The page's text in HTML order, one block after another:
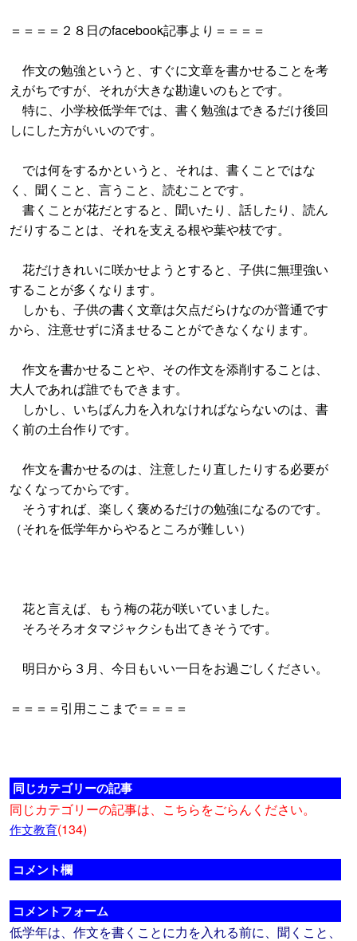
＝＝＝＝２８日のfacebook記事より＝＝＝＝
作文の勉強というと、すぐに文章を書かせることを考
えがちですが、それが大きな勘違いのもとです。
特に、小学校低学年では、書く勉強はできるだけ後回
しにした方がいいのです。
では何をするかというと、それは、書くことではな
く、聞くこと、言うこと、読むことです。
書くことが花だとすると、聞いたり、話したり、読ん
だりすることは、それを支える根や葉や枝です。
花だけきれいに咲かせようとすると、子供に無理強い
することが多くなります。
しかも、子供の書く文章は欠点だらけなのが普通です
から、注意せずに済ませることができなくなります。
作文を書かせることや、その作文を添削することは、
大人であれば誰でもできます。
しかし、いちばん力を入れなければならないのは、書
く前の土台作りです。
作文を書かせるのは、注意したり直したりする必要が
なくなってからです。
そうすれば、楽しく褒めるだけの勉強になるのです。
（それを低学年からやるところが難しい）
花と言えば、もう梅の花が咲いていました。
そろそろオタマジャクシも出てきそうです。
明日から３月、今日もいい一日をお過ごしください。
＝＝＝＝引用ここまで＝＝＝＝
同じカテゴリーの記事
同じカテゴリーの記事は、こちらをごらんください。
作文教育(134)
コメント欄
コメントフォーム
低学年は、作文を書くことに力を入れる前に、聞くこと、